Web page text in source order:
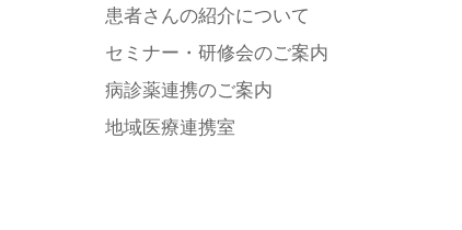
患者さんの紹介について
セミナー・研修会のご案内
病診薬連携のご案内
地域医療連携室